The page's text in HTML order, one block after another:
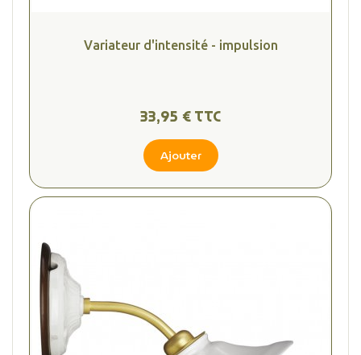
Variateur d'intensité - impulsion
33,95 € TTC
Ajouter